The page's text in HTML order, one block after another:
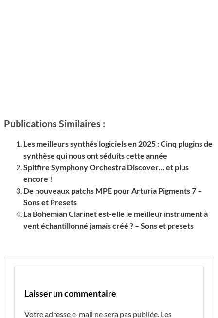
Publications Similaires :
Les meilleurs synthés logiciels en 2025 : Cinq plugins de
synthèse qui nous ont séduits cette année
Spitfire Symphony Orchestra Discover… et plus
encore !
De nouveaux patchs MPE pour Arturia Pigments 7 –
Sons et Presets
La Bohemian Clarinet est-elle le meilleur instrument à
vent échantillonné jamais créé ? – Sons et presets
Laisser un commentaire
Votre adresse e-mail ne sera pas publiée. Les